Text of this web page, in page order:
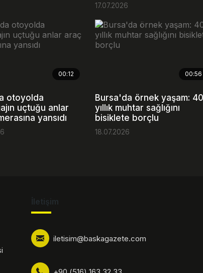
17.07.2026
00:12
otoyolda
uçtuğu anlar
yansıdı
00:56
Bursa'da örnek yaşam: 40
yıllık muhtar sağlığını
bisiklete borçlu
18.07.2026
İletişim
iletisim@baskagazete.com